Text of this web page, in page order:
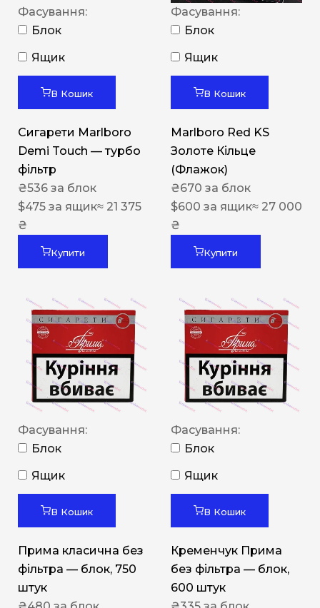
Фасування:
Блок
Ящик
В Кошик
Сигарети Marlboro
Demi Touch — турбо
фільтр
₴536 за блок
$475 за ящик≈ 21 375
₴
Купити
Фасування:
Блок
Ящик
В Кошик
Marlboro Red KS
Золоте Кільце
(Флажок)
₴670 за блок
$600 за ящик≈ 27 000
₴
Купити
Фасування:
Блок
Ящик
В Кошик
Прима класична без
фільтра — блок, 750
штук
Фасування:
Блок
Ящик
В Кошик
Кременчук Прима
без фільтра — блок,
600 штук